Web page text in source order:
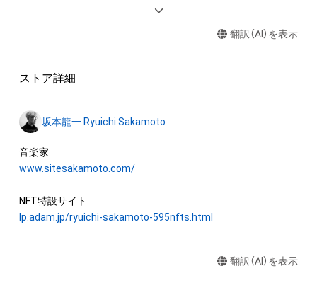
響いています。切り出した音を小節内の楽譜と同じ正しい位置
WAVデータでは位置を調整し、1秒前に配置しています。
“Merry Christmas Mr. Lawrence” by Ryuichi Sakamoto
One of Ryuichi Sakamoto’s signature pieces, “Merry
Christmas Mr. Lawrence - 2021”, was recorded at Bunkamura
Studio in Tokyo on July 30th, 2021, while fighting against
illness, his only recording of this work in 2021. The 595 music
one by one and converted into a unique NFT.
note is numbered for each bar, composing a total of 595
冬舎に留保されます。すなわち、本ＮＦＴ又は本コンテンツに
けることを意味しません。
したがって、本ＮＦＴ等の保有者であっても、本コンテンツの権
利者である坂本龍一及び株式会社幻冬舎（またはこれらの者の
承継人若しくは管理委託先）から別途の承諾を得ずに、個人によ
る閲覧の範囲を超えた利用、商用利用その他の法律上権利者の
ースエンジニアリングを含みますが、これらに限りません。)を
行うことはできません。
瑕疵（安全性、信頼性、正確性、完全性、有効性、特定の目的への
翻訳（AI）を表示
ストア詳細
坂本龍一 Ryuichi Sakamoto
www.sitesakamoto.com/
lp.adam.jp/ryuichi-sakamoto-595nfts.html
翻訳（AI）を表示